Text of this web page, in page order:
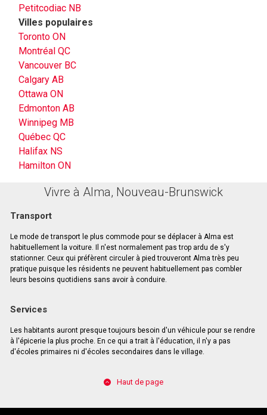
Petitcodiac NB
Villes populaires
Toronto ON
Montréal QC
Vancouver BC
Calgary AB
Ottawa ON
Edmonton AB
Winnipeg MB
Québec QC
Halifax NS
Hamilton ON
Vivre à Alma, Nouveau-Brunswick
Transport
Le mode de transport le plus commode pour se déplacer à Alma est
habituellement la voiture. Il n'est normalement pas trop ardu de s'y
stationner. Ceux qui préfèrent circuler à pied trouveront Alma très peu
pratique puisque les résidents ne peuvent habituellement pas combler
leurs besoins quotidiens sans avoir à conduire.
Services
Les habitants auront presque toujours besoin d'un véhicule pour se rendre
à l'épicerie la plus proche. En ce qui a trait à l'éducation, il n'y a pas
d'écoles primaires ni d'écoles secondaires dans le village.
Haut de page